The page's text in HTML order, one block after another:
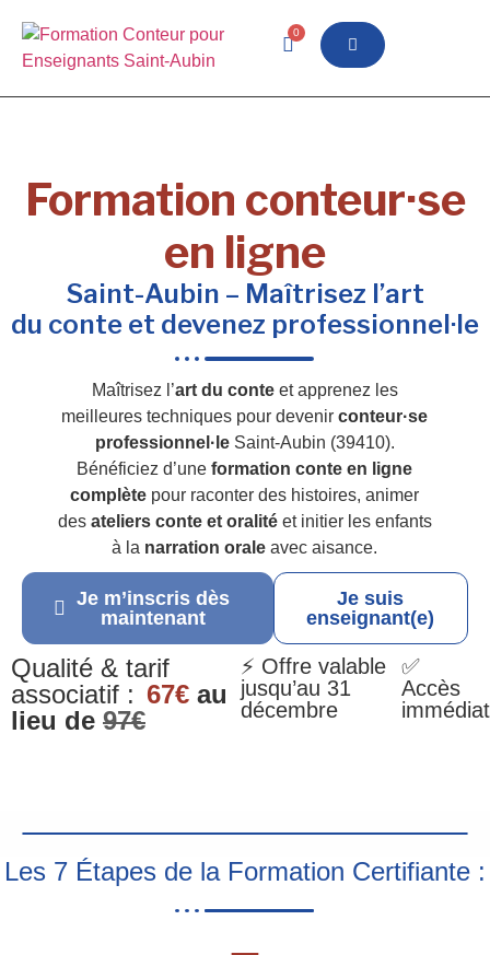
0
Formation conteur·se
en ligne
Saint-Aubin – Maîtrisez l’art
du conte et devenez professionnel·le
Maîtrisez l’art du conteet apprenez les
meilleures techniques pour devenirconteur·se
professionnel·leSaint-Aubin (39410).
Bénéficiez d’uneformation conte en ligne
complète pour raconter des histoires, animer
des ateliers conte et oralitéet initier les enfants
à la narration orale avec aisance.
Je m’inscris dès
maintenant
Je suis
enseignant(e)
Qualité & tarif
associatif : 67€ au
lieu de 97€
⚡ Offre valable
jusqu’au 31
décembre
✅
Accès
immédiat
Les 7 Étapes de la Formation Certifiante :